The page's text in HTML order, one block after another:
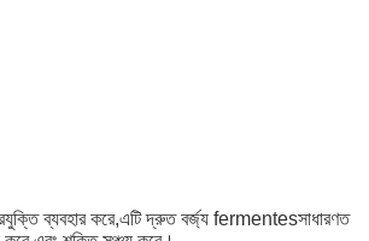
ব্যবহার করে,এটি দ্রুত বর্জ্য fermentesসাধারণত